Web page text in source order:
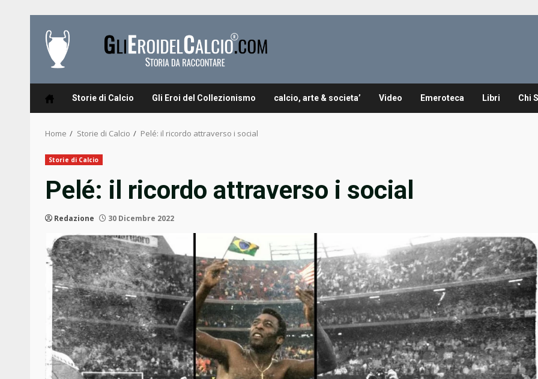
content
Storie di Calcio Gli Eroi del Collezionismo calcio, arte & societa’ Video Emeroteca Libri Chi
Home Storie di Calcio Pelé: il ricordo attraverso i social
Storie di Calcio
Pelé: il ricordo attraverso i social
Redazione 30 Dicembre 2022